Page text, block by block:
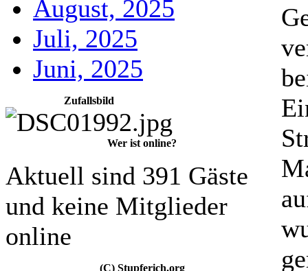
August, 2025
Juli, 2025
Juni, 2025
Zufallsbild
Wer ist online?
Aktuell sind 391 Gäste
und keine Mitglieder
online
(C) Stupferich.org